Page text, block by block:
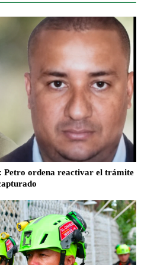
Petro ordena reactivar el trámite